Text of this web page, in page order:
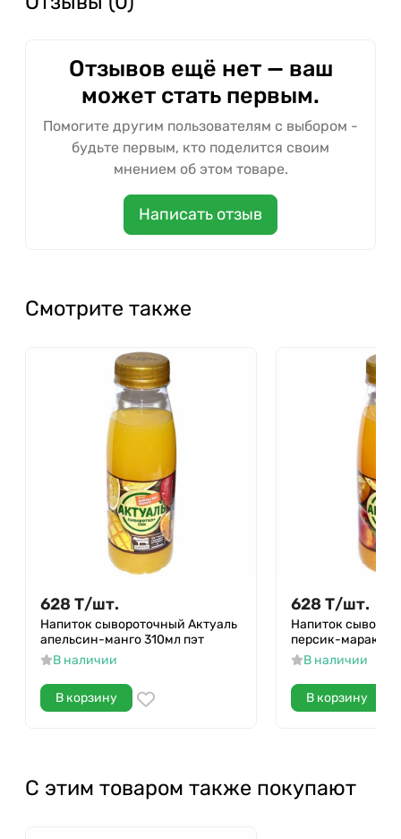
Отзывов ещё нет — ваш
может стать первым.
Помогите другим пользователям с выбором -
будьте первым, кто поделится своим
мнением об этом товаре.
Написать отзыв
Смотрите также
628 Т/шт.
Напиток сывороточный Актуаль
апельсин-манго 310мл пэт
В наличии
В корзину
628 Т/шт.
Напиток
персик-
В наличии
В корзину
С этим товаром также покупают